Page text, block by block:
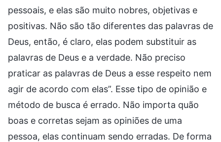
pessoais, e elas são muito nobres, objetivas e
positivas. Não são tão diferentes das palavras de
Deus, então, é claro, elas podem substituir as
palavras de Deus e a verdade. Não preciso
praticar as palavras de Deus a esse respeito nem
agir de acordo com elas”. Esse tipo de opinião e
método de busca é errado. Não importa quão
boas e corretas sejam as opiniões de uma
pessoa, elas continuam sendo erradas. De forma